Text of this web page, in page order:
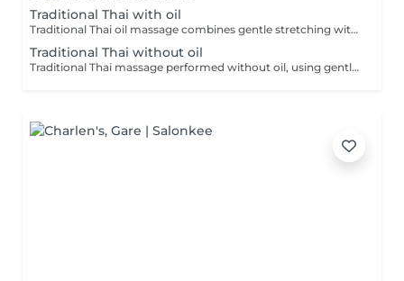
Traditional Thai with oil
Traditional Thai oil massage combines gentle stretching with flowing massage techniques using warm oil to ease muscle tension, improve circulation, and promote deep relaxation.
Traditional Thai without oil
Traditional Thai massage performed without oil, using gentle stretching and acupressure techniques to relieve muscle tension, improve flexibility, and promote deep relaxation.